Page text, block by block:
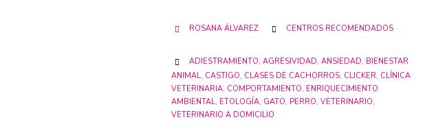
 ROSANA ÁLVAREZ  CATEGORY
CENTROS RECOMENDADOS
 CATEGORY
ADIESTRAMIENTO, AGRESIVIDAD, ANSIEDAD, BIENESTAR
ANIMAL, CASTIGO, CLASES DE CACHORROS, CLICKER, CLÍNICA
VETERINARIA, COMPORTAMIENTO, ENRIQUECIMIENTO
AMBIENTAL, ETOLOGÍA, GATO, PERRO, VETERINARIO,
VETERINARIO A DOMICILIO